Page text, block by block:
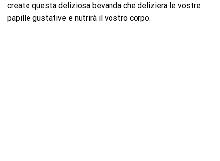
create questa deliziosa bevanda che delizierà le vostre
papille gustative e nutrirà il vostro corpo.